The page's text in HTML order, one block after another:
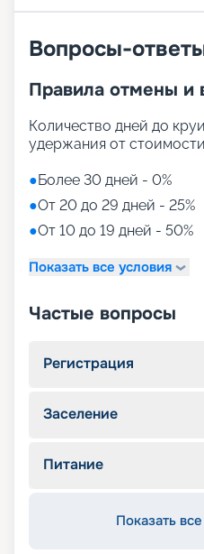
Вопросы-
Правила отмены и
Количество дней до
удержания от
●Более 30 дней - 0%
●От 20 до 29 дней - 25%
●От 10 до 19 дней - 50%
Показать все условия
Частые вопросы
Регистрация
Заселение
Питание
Показать